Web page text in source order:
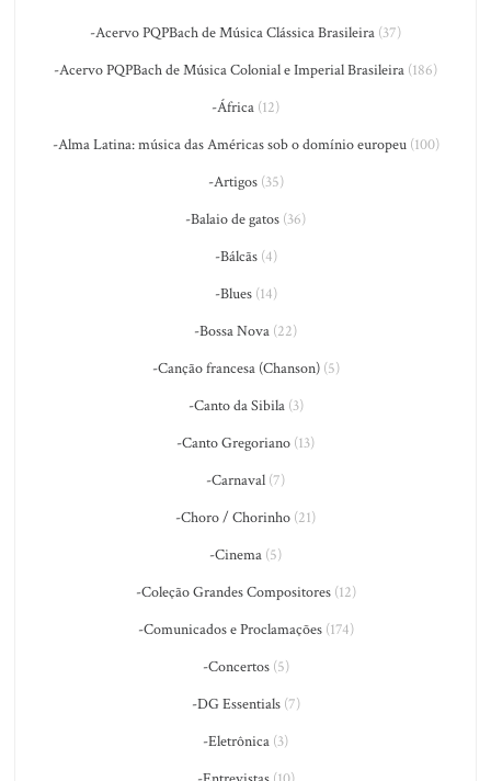
-Acervo PQPBach de Música Clássica Brasileira (37)
-Acervo PQPBach de Música Colonial e Imperial Brasileira (186)
-África (12)
-Alma Latina: música das Américas sob o domínio europeu(100)
-Artigos(35)
-Balaio de gatos (36)
-Bálcãs(4)
-Blues(14)
-Bossa Nova (22)
-Canção francesa (Chanson)(5)
-Canto da Sibila(3)
-Canto Gregoriano (13)
-Carnaval (7)
-Choro / Chorinho (21)
-Cinema (5)
-Coleção Grandes Compositores(12)
-Comunicados e Proclamações(174)
-Concertos(5)
-DG Essentials(7)
-Eletrônica (3)